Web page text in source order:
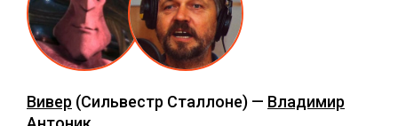
Вивер (Сильвестр Сталлоне) — Владимир